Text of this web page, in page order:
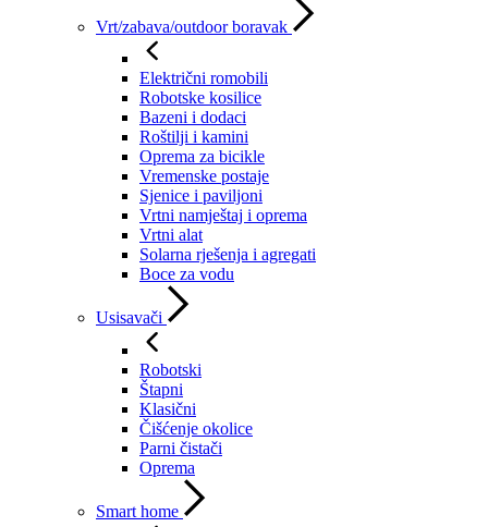
Vrt/zabava/outdoor boravak
Električni romobili
Robotske kosilice
Bazeni i dodaci
Roštilji i kamini
Oprema za bicikle
Vremenske postaje
Sjenice i paviljoni
Vrtni namještaj i oprema
Vrtni alat
Solarna rješenja i agregati
Boce za vodu
Usisavači
Robotski
Štapni
Klasični
Čišćenje okolice
Parni čistači
Oprema
Smart home